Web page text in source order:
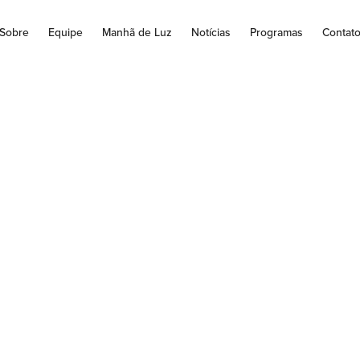
Sobre Equipe Manhã de Luz Notícias Programas Contato